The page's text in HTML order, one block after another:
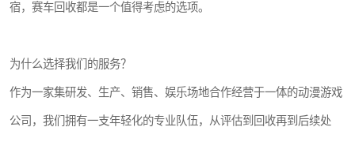
宿，赛车回收都是一个值得考虑的选项。
为什么选择我们的服务？
作为一家集研发、生产、销售、娱乐场地合作经营于一体的动漫游戏
公司，我们拥有一支年轻化的专业队伍，从评估到回收再到后续处